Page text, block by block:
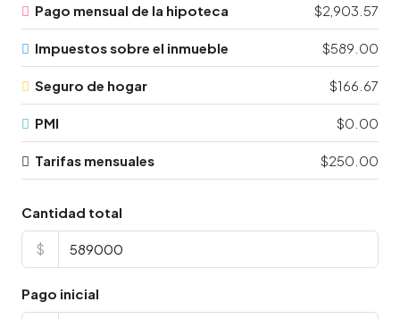
Pago mensual de la hipoteca $2,903.57
Impuestos sobre el inmueble $589.00
Seguro de hogar $166.67
PMI $0.00
Tarifas mensuales $250.00
Cantidad total
$
Pago inicial